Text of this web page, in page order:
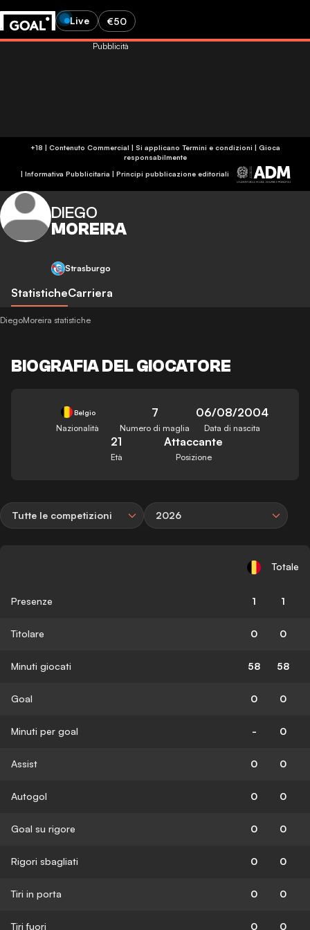
Live €50
+18 | Contenuto Commercial | Si applicano Termini e condizioni | Gioca
responsabilmente
| Informativa Pubblicitaria | Principi pubblicazione editoriali
Pubblicità
DIEGO
MOREIRA
Strasburgo
StatisticheCarriera
DiegoMoreira statistiche
BIOGRAFIA DEL GIOCATORE
Belgio
Nazionalità
7
Numero di maglia
06/08/2004
Data di nascita
21
Età
Attaccante
Posizione
Tutte le competizioni 2026
Totale
Presenze 1 1
Titolare 0 0
Minuti giocati 58 58
Goal 0 0
Minuti per goal - 0
Assist 0 0
Autogol 0 0
Goal su rigore 0 0
Rigori sbagliati 0 0
Tiri in porta 0 0
Tiri fuori 0 0